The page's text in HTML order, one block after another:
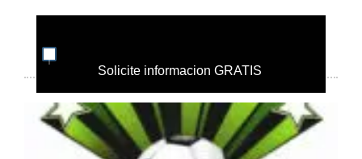
Solicite informacion GRATIS